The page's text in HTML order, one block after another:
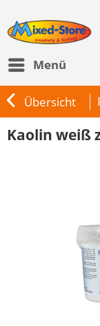
Menü
Übersicht
Kaolin weiß